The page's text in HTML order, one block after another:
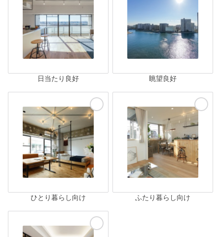
日当たり良好 眺望良好
ひとり暮らし向け ふたり暮らし向け